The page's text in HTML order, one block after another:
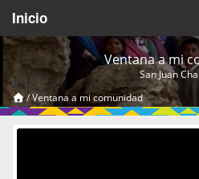
Inicio
Acerca de
Videos Temáticos
Cerrar
Ventana a mi
San Juan
/Ventana a mi comunidad